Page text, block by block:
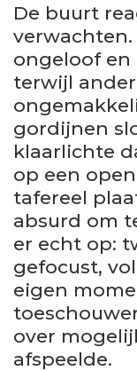
De buurt
ongeloof en
terwijl
gordijnen
klaarlichte
op een
tafereel
absurd om
er echt op:
gefocust,
eigen
over
afspeelde.